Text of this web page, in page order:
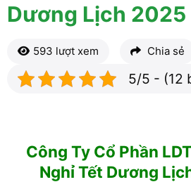
Dương Lịch 2025
593 lượt xem Chia sẻ
5/5 - (12
Công Ty Cổ Phần
Nghỉ Tết Dương